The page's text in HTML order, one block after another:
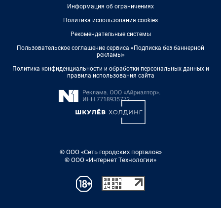
Информация об ограничениях
Политика использования cookies
Рекомендательные системы
Пользовательское соглашение сервиса «Подписка без баннерной
рекламы»
Политика конфиденциальности и обработки персональных данных и
правила использования сайта
© ООО «Сеть городских порталов»
© ООО «Интернет Технологии»